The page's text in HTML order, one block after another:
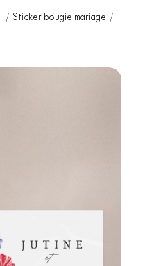
Sticker bougie mariage